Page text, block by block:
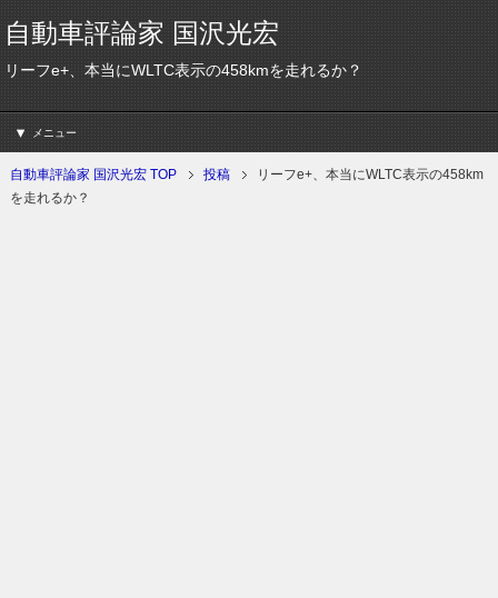
自動車評論家 国沢光宏
リーフe+、本当にWLTC表示の458kmを走れるか？
メニュー
自動車評論家 国沢光宏 TOP 投稿
リーフe+、本当にWLTC表示の458km
を走れるか？